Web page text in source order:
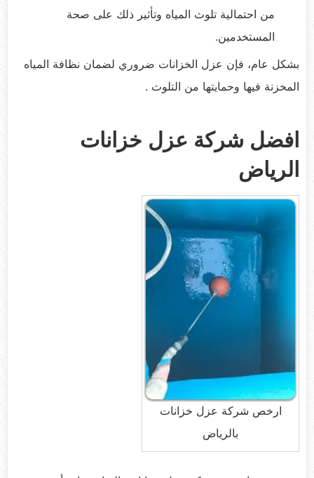
من احتمالية تلوث المياه وتأثير ذلك على صحة
المستخدمين.
بشكل عام، فإن عزل الخزانات ضروري لضمان نظافة المياه
المخزنة فيها وحمايتها من التلوث .
افضل شركة عزل خزانات
الرياض
ارخص شركة عزل خزانات
بالرياض